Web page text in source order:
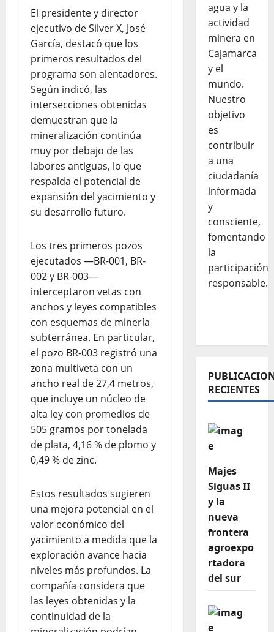
El presidente y director
ejecutivo de Silver X, José
García, destacó que los
primeros resultados del
programa son alentadores.
Según indicó, las
intersecciones obtenidas
demuestran que la
mineralización continúa
muy por debajo de las
labores antiguas, lo que
respalda el potencial de
expansión del yacimiento y
su desarrollo futuro.
Los tres primeros pozos
ejecutados —BR-001, BR-
002 y BR-003—
interceptaron vetas con
anchos y leyes compatibles
con esquemas de minería
subterránea. En particular,
el pozo BR-003 registró una
zona multiveta con un
ancho real de 27,4 metros,
que incluye un núcleo de
alta ley con promedios de
505 gramos por tonelada
de plata, 4,16 % de plomo y
0,49 % de zinc.
Estos resultados sugieren
una mejora potencial en el
valor económico del
yacimiento a medida que la
exploración avance hacia
niveles más profundos. La
compañía considera que
las leyes obtenidas y la
continuidad de la
agua y la
actividad
minera en
Cajamarca
y el
mundo.
Nuestro
objetivo
es
contribuir
a una
ciudadanía
informada
y
consciente,
fomentando
la
participación
responsable.
RECIENTES
Majes
Siguas II
y la
nueva
frontera
agroexpo
rtadora
del sur